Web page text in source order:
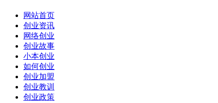
网站首页
创业资讯
网络创业
创业故事
小本创业
如何创业
创业加盟
创业教训
创业政策